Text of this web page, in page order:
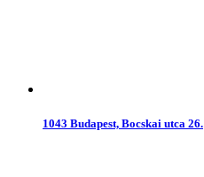
1043 Budapest, Bocskai utca 26.